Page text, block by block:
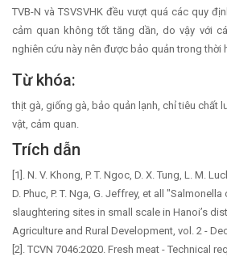
TVB-N và TSVSVHK đều vượt quá các quy
cảm quan không tốt tăng dần, do vậy với
nghiên cứu này nên được bảo quản trong thời
Từ khóa:
thịt gà, giống gà, bảo quản lạnh, chỉ tiêu chất
vật, cảm quan.
Trích dẫn
[1]. N. V. Khong, P. T. Ngoc, D. X. Tung, L. M.
D. Phuc, P. T. Nga, G. Jeffrey, et all
slaughtering sites in small scale in Hanoi’s
Agriculture and Rural Development, vol. 2 -
[2]. TCVN 7046:2020. Fresh meat - Technical